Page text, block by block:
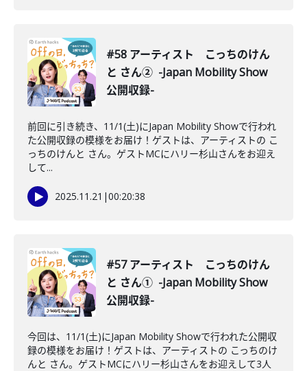
#58 アーティスト こっちのけん
と さん② -Japan Mobility Show
公開収録-
前回に引き続き、11/1(土)にJapan Mobility Showで行われ
た公開収録の模様をお届け！ゲストは、アーティストの こ
っちのけんと さん。ゲストMCにハリー杉山さんをお迎え
して...
2025.11.21 |00:20:38
#57 アーティスト こっちのけん
と さん① -Japan Mobility Show
公開収録-
今回は、11/1(土)にJapan Mobility Showで行われた公開収
録の模様をお届け！ゲストは、アーティストの こっちのけ
んと さん。ゲストMCにハリー杉山さんをお迎えして3人